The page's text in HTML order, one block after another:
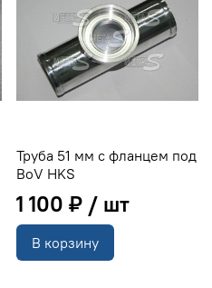
Труба 51 мм с фланцем под
BoV HKS
1 100 ₽
В корзину